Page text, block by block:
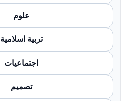
علوم
تربية اسلامية
اجتماعيات
تصميم